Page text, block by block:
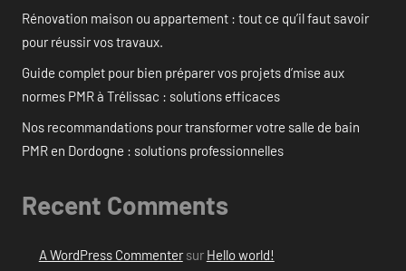
Rénovation maison ou appartement : tout ce qu’il faut savoir
pour réussir vos travaux.
Guide complet pour bien préparer vos projets d’mise aux
normes PMR à Trélissac : solutions efficaces
Nos recommandations pour transformer votre salle de bain
PMR en Dordogne : solutions professionnelles
Recent Comments
A WordPress Commentersur Hello world!